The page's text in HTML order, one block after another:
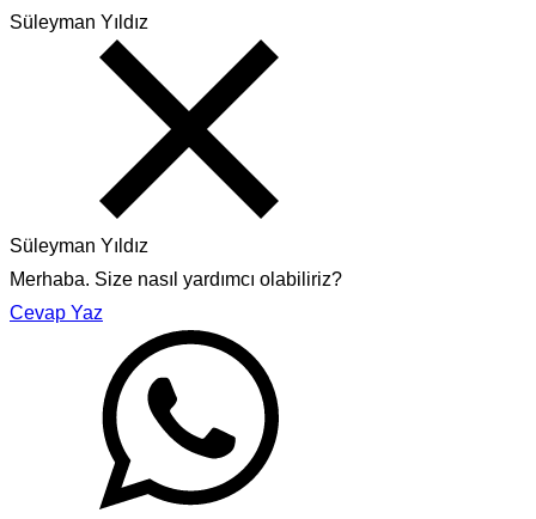
Süleyman Yıldız
Süleyman Yıldız
Merhaba. Size nasıl yardımcı olabiliriz?
Cevap Yaz